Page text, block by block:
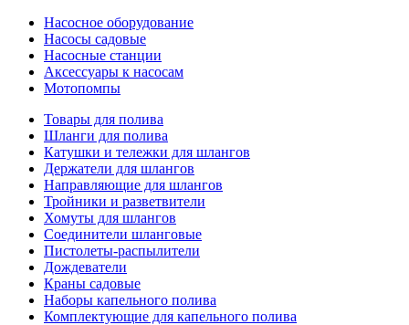
Насосное оборудование
Насосы садовые
Насосные станции
Аксессуары к насосам
Мотопомпы
Товары для полива
Шланги для полива
Катушки и тележки для шлангов
Держатели для шлангов
Направляющие для шлангов
Тройники и разветвители
Хомуты для шлангов
Соединители шланговые
Пистолеты-распылители
Дождеватели
Краны садовые
Наборы капельного полива
Комплектующие для капельного полива